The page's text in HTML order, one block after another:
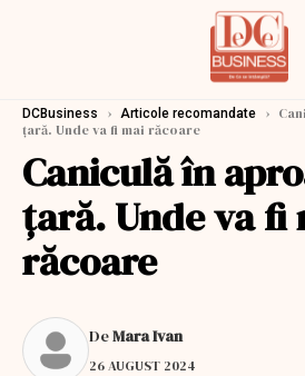
DCBusiness › Articole recomandate ›
țară. Unde va fi mai răcoare
Caniculă în
țară. Unde va fi
răcoare
DeMara Ivan
26 AUGUST 2024